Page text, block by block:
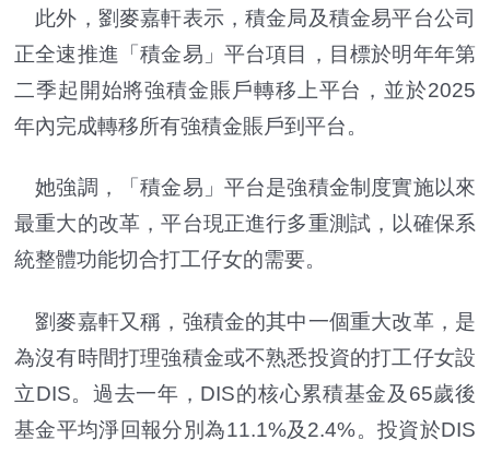
此外，劉麥嘉軒表示，積金局及積金易平台公司
正全速推進「積金易」平台項目，目標於明年年第
二季起開始將強積金賬戶轉移上平台，並於2025
年內完成轉移所有強積金賬戶到平台。
她強調，「積金易」平台是強積金制度實施以來
最重大的改革，平台現正進行多重測試，以確保系
統整體功能切合打工仔女的需要。
劉麥嘉軒又稱，強積金的其中一個重大改革，是
為沒有時間打理強積金或不熟悉投資的打工仔女設
立DIS。過去一年，DIS的核心累積基金及65歲後
基金平均淨回報分別為11.1%及2.4%。投資於DIS